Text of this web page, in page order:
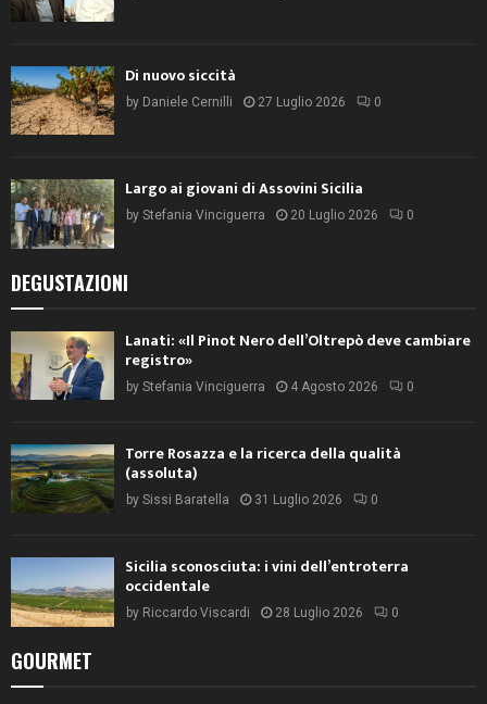
Di nuovo siccità
by Daniele Cernilli 27 Luglio 2026 0
Largo ai giovani di Assovini Sicilia
by Stefania Vinciguerra 20 Luglio 2026 0
DEGUSTAZIONI
Lanati: «Il Pinot Nero dell’Oltrepò deve cambiare
registro»
by Stefania Vinciguerra 4 Agosto 2026 0
Torre Rosazza e la ricerca della qualità
(assoluta)
by Sissi Baratella 31 Luglio 2026 0
Sicilia sconosciuta: i vini dell’entroterra
occidentale
by Riccardo Viscardi 28 Luglio 2026 0
GOURMET